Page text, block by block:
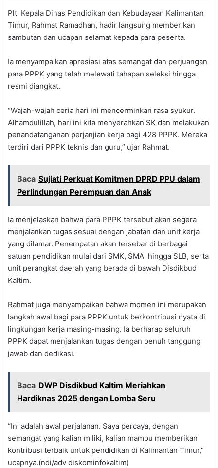
Plt. Kepala Dinas Pendidikan dan Kebudayaan Kalimantan
Timur, Rahmat Ramadhan, hadir langsung memberikan
sambutan dan ucapan selamat kepada para peserta.
Ia menyampaikan apresiasi atas semangat dan perjuangan
para PPPK yang telah melewati tahapan seleksi hingga
resmi diangkat.
“Wajah-wajah ceria hari ini mencerminkan rasa syukur.
Alhamdulillah, hari ini kita menyerahkan SK dan melakukan
penandatanganan perjanjian kerja bagi 428 PPPK. Mereka
terdiri dari PPPK teknis dan guru,” ujar Rahmat.
Baca Sujiati Perkuat Komitmen DPRD PPU dalam
Perlindungan Perempuan dan Anak
Ia menjelaskan bahwa para PPPK tersebut akan segera
menjalankan tugas sesuai dengan jabatan dan unit kerja
yang dilamar. Penempatan akan tersebar di berbagai
satuan pendidikan mulai dari SMK, SMA, hingga SLB, serta
unit perangkat daerah yang berada di bawah Disdikbud
Kaltim.
Rahmat juga menyampaikan bahwa momen ini merupakan
langkah awal bagi para PPPK untuk berkontribusi nyata di
lingkungan kerja masing-masing. Ia berharap seluruh
PPPK dapat menjalankan tugas dengan penuh tanggung
jawab dan dedikasi.
Baca DWP Disdikbud Kaltim Meriahkan
Hardiknas 2025 dengan Lomba Seru
“Ini adalah awal perjalanan. Saya percaya, dengan
semangat yang kalian miliki, kalian mampu memberikan
kontribusi terbaik untuk pendidikan di Kalimantan Timur,”
ucapnya.(ndi/adv diskominfokaltim)